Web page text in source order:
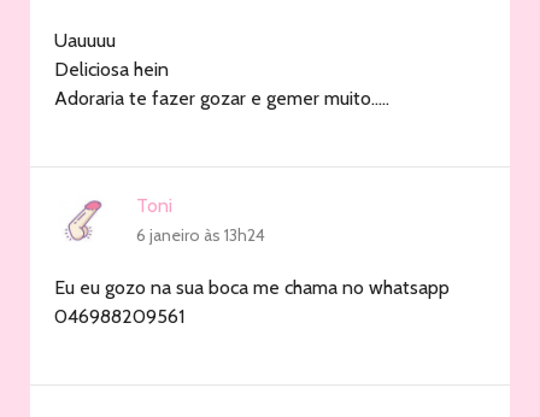
Uauuuu
Deliciosa hein
Adoraria te fazer gozar e gemer muito…..
Toni
6 janeiro às 13h24
Eu eu gozo na sua boca me chama no whatsapp
046988209561